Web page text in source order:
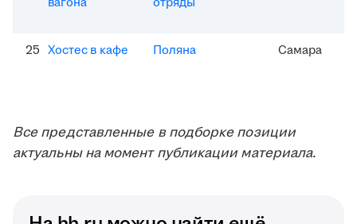
25 Хостес в кафе Поляна Самара
Все представленные в подборке позиции
актуальны на момент публикации материала.